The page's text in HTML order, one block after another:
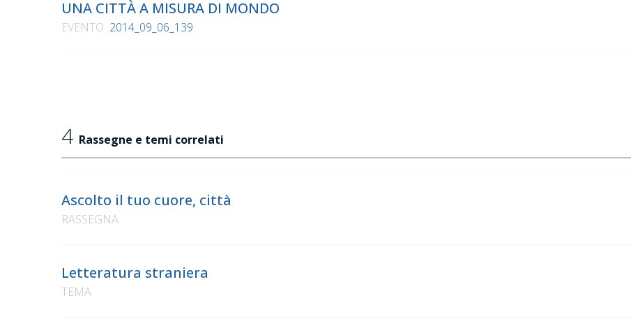
UNA CITTÀ A MISURA DI MONDO
EVENTO 2014_09_06_139
4 Rassegne e temi correlati
Ascolto il tuo cuore, città
RASSEGNA
Letteratura straniera
TEMA